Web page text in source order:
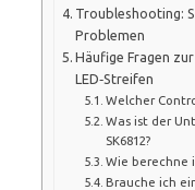
Troubleshooting:
Problemen
Häufige Fragen
LED‑Streifen
Welcher
Was ist der
SK6812?
Wie berechne
Brauche ich